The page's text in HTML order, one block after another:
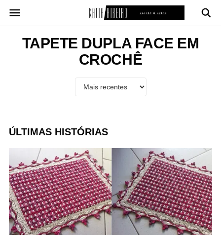
para
conteúdoTAPETE DUPLA FACE EM
CROCHÊ
ÚLTIMAS HISTÓRIAS